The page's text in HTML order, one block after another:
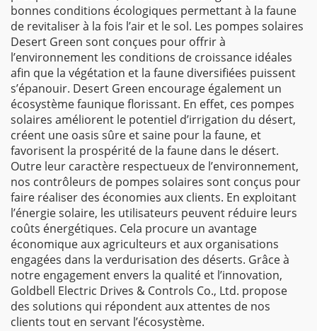
bonnes conditions écologiques permettant à la faune
de revitaliser à la fois l’air et le sol. Les pompes solaires
Desert Green sont conçues pour offrir à
l’environnement les conditions de croissance idéales
afin que la végétation et la faune diversifiées puissent
s’épanouir. Desert Green encourage également un
écosystème faunique florissant. En effet, ces pompes
solaires améliorent le potentiel d’irrigation du désert,
créent une oasis sûre et saine pour la faune, et
favorisent la prospérité de la faune dans le désert.
Outre leur caractère respectueux de l’environnement,
nos contrôleurs de pompes solaires sont conçus pour
faire réaliser des économies aux clients. En exploitant
l’énergie solaire, les utilisateurs peuvent réduire leurs
coûts énergétiques. Cela procure un avantage
économique aux agriculteurs et aux organisations
engagées dans la verdurisation des déserts. Grâce à
notre engagement envers la qualité et l’innovation,
Goldbell Electric Drives & Controls Co., Ltd. propose
des solutions qui répondent aux attentes de nos
clients tout en servant l’écosystème.